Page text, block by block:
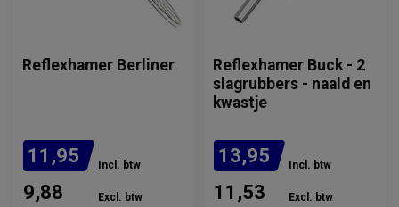
Reflexhamer Berliner
11,95 Incl. btw
9,88 Excl. btw
Reflexhamer Buck - 2
slagrubbers - naald en
kwastje
13,95 Incl. btw
11,53 Excl. btw